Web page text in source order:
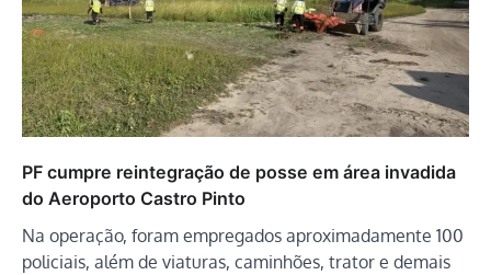
PF cumpre reintegração de posse em área invadida
do Aeroporto Castro Pinto
Na operação, foram empregados aproximadamente 100
policiais, além de viaturas, caminhões, trator e demais